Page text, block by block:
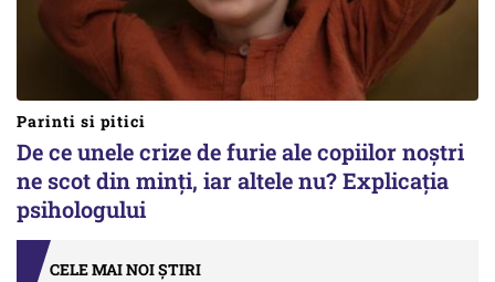
Parinti si pitici
De ce unele crize de furie ale copiilor noștri
ne scot din minți, iar altele nu? Explicația
psihologului
CELE MAI NOI ȘTIRI